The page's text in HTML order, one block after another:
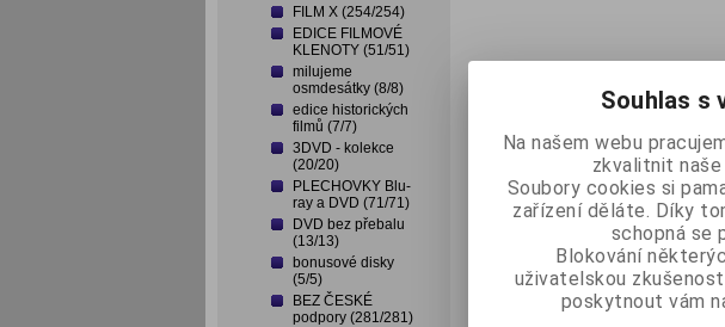
FILM X (254/254)
EDICE FILMOVÉ
KLENOTY (51/51)
milujeme
osmdesátky (8/8)
edice historických
filmů (7/7)
3DVD - kolekce
(20/20)
PLECHOVKY Blu-
ray a DVD (71/71)
DVD bez přebalu
(13/13)
bonusové disky
(5/5)
BEZ ČESKÉ
podpory (281/281)
Souhlas s
Na našem webu
zkvalitnit
Soubory cookies si
zařízení děláte. Díky
schopná se
Blokování
uživatelskou
poskytnout vám